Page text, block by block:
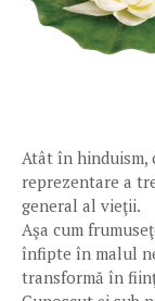
Atât în hinduism,
reprezentare a
general al vieţii.
Aşa cum
înfipte în malul
transformă în